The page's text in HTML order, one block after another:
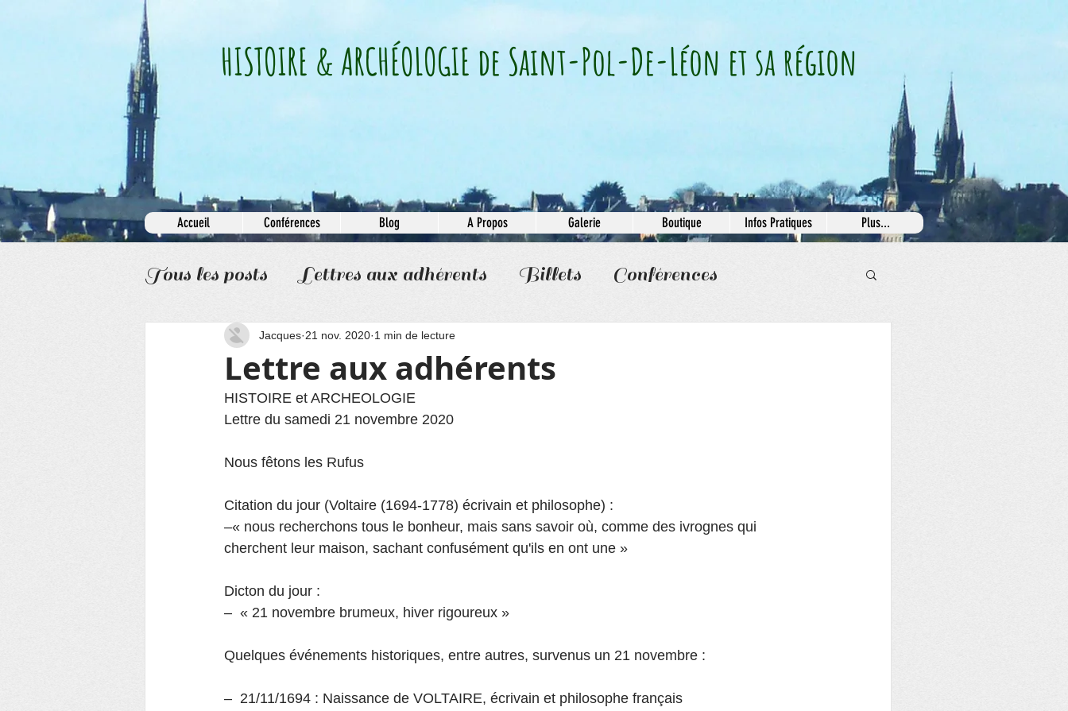
HISTOIRE & ARCHÉOLOGIE​ de Saint-Pol-De-Léon et sa région
Accueil Conférences Blog A Propos Galerie Boutique Infos Pratiques Plus...
Tous les posts Lettres aux adhérents Billets Conférences
Informations
Lettre aux adhérents
Jacques 21 nov. 2020 1 min de lecture
HISTOIRE et ARCHEOLOGIE
Lettre du samedi 21 novembre 2020
Nous fêtons les Rufus
Citation du jour (Voltaire (1694-1778) écrivain et philosophe) :
–« nous recherchons tous le bonheur, mais sans savoir où, comme des ivrognes qui
cherchent leur maison, sachant confusément qu'ils en ont une »
Dicton du jour :
–  « 21 novembre brumeux, hiver rigoureux »
Quelques événements historiques, entre autres, survenus un 21 novembre :
–  21/11/1694 : Naissance de VOLTAIRE, écrivain et philosophe français